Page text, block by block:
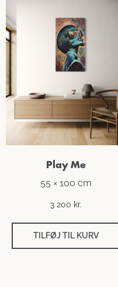
Play Me
55 × 100 cm
3 200 kr.
TILFØJ TIL KURV